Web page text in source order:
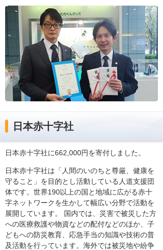
日本赤十字社
日本赤十字社に662,000円を寄付しました。
日本赤十字社は「人間のいのちと尊厳、健康を
守ること」を目的とし活動している人道支援団
体です。世界190以上の国と地域に広がる赤十
字ネットワークを生かして幅広い分野で活動を
展開しています。 国内では、災害で被災した方
への医療救護や物資などの配付などのほか、子
どもへの防災教育、応急手当の知識や技術の普
及活動を行っています。海外では被災地や紛争